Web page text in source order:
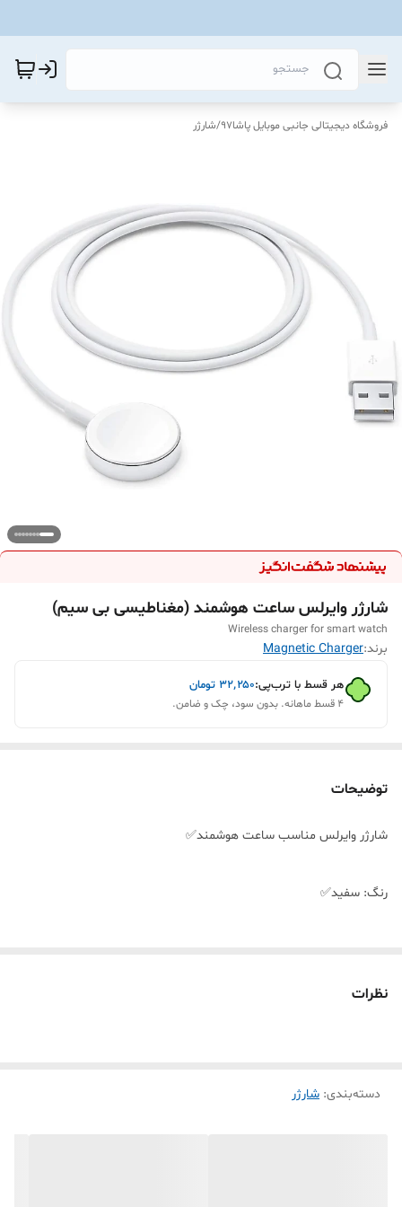
فروشگاه دیجیتالی جانبی موبایل پاشا97 /شارژر
شارژر وایرلس ساعت هوشمند (مغناطیسی بی سیم)
Wireless charger for smart watch
برند:Magnetic Charger
هر قسط با ترب‌پی:۳۲٬۲۵۰ تومان
۴ قسط ماهانه. بدون سود، چک و ضامن.
توضیحات
شارژر وایرلس مناسب ساعت هوشمند✅
رنگ: سفید✅
وزن: 45 گرم✅
نظرات
دسته‌بندی: شارژر